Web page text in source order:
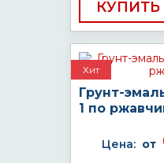
КУПИТЬ
Хит
Грунт-
1 по
Цена: от